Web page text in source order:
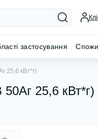
застосування
25,6 кВт*г)
25,6 кВт*г)